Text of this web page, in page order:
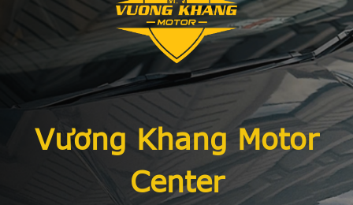
Vương Khang Motor
Center